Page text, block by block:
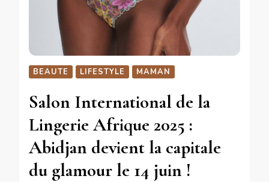
BEAUTE LIFESTYLE MAMAN
Salon International de la
Lingerie Afrique 2025 :
Abidjan devient la capitale
du glamour le 14 juin !